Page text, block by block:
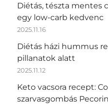
Diétás, tészta mentes
egy low-carb kedvenc
2025.11.16
Diétás házi hummus
pillanatok alatt
2025.11.12
Keto vacsora recept:
szarvasgombás